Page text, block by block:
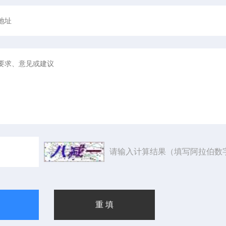
请输入计算结果（填写阿拉伯数